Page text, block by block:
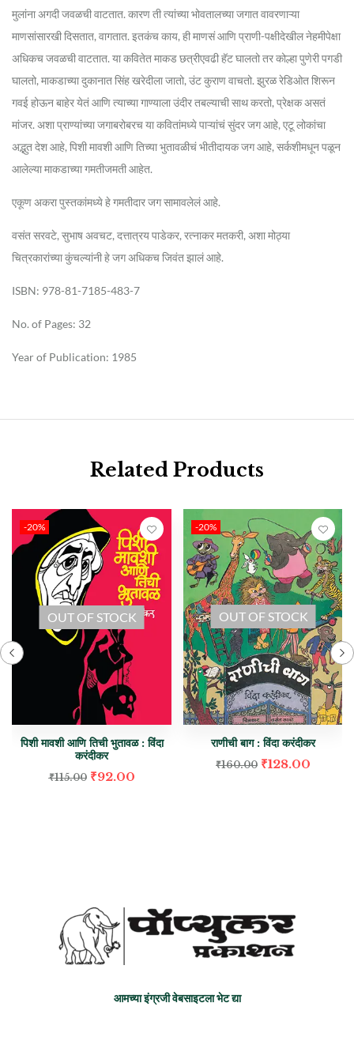
मुलांना अगदी जवळची वाटतात. कारण ती त्यांच्या भोवतालच्या जगात वावरणाऱ्या
माणसांसारखी दिसतात, वागतात. इतकंच काय, ही माणसं आणि प्राणी-पक्षीदेखील नेहमीपेक्षा
अधिकच जवळची वाटतात. या कवितेत माकड छत्रीएवढी हॅट घालतो तर कोल्हा पुणेरी पगडी
घालतो, माकडाच्या दुकानात सिंह खरेदीला जातो, उंट कुराण वाचतो. झुरळ रेडिओत शिरून
गवई होऊन बाहेर येतं आणि त्याच्या गाण्याला उंदीर तबल्याची साथ करतो, प्रेक्षक असतं
मांजर. अशा प्राण्यांच्या जगाबरोबरच या कवितांमध्ये पाऱ्यांचं सुंदर जग आहे, एटू लोकांचा
अद्भुत देश आहे, पिशी मावशी आणि तिच्या भुतावळीचं भीतीदायक जग आहे, सर्कशीमधून पळून
आलेल्या माकडाच्या गमतीजमती आहेत.
एकूण अकरा पुस्तकांमध्ये हे गमतीदार जग सामावलेलं आहे.
वसंत सरवटे, सुभाष अवचट, दत्तात्रय पाडेकर, रत्नाकर मतकरी, अशा मोठ्या
चित्रकारांच्या कुंचल्यांनी हे जग अधिकच जिवंत झालं आहे.
ISBN: 978-81-7185-483-7
No. of Pages: 32
Year of Publication: 1985
Related Products
-20%
OUT OF STOCK
पिशी मावशी आणि तिची भुतावळ : विंदा
करंदीकर
₹115.00 ₹92.00
-20%
OUT OF STOCK
राणीची बाग : विंदा करंदीकर
₹160.00 ₹128.00
आमच्या इंग्रजी वेबसाइटला भेट द्या